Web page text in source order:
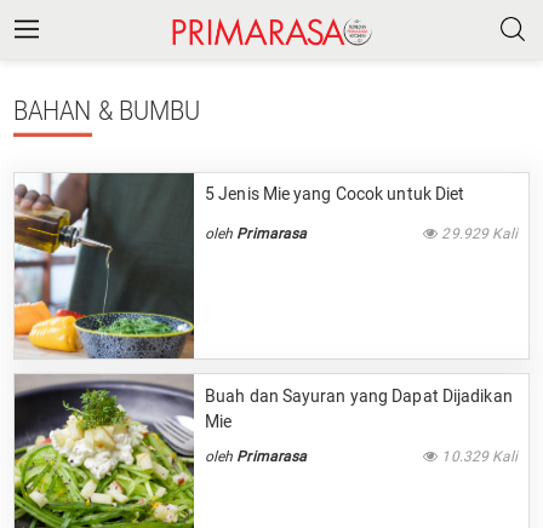
BAHAN & BUMBU
5 Jenis Mie yang Cocok untuk Diet
oleh Primarasa 29.929 Kali
Buah dan Sayuran yang Dapat Dijadikan
Mie
oleh Primarasa 10.329 Kali